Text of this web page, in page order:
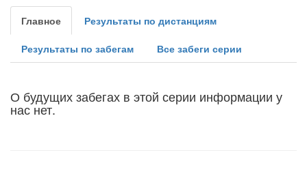
Главное Результаты по дистанциям
Результаты по забегам Все забеги серии
О будущих забегах в этой серии информации у
нас нет.